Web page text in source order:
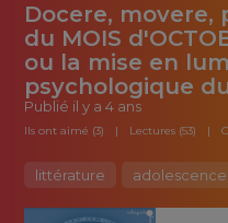
Docere, movere,
du MOIS
ou la mise en
psychologique
Publié il y a 4 ans
Ils ont aimé (3) Lectures (53)
littérature adolescence